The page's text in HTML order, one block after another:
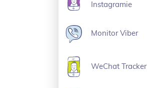
Instagramie
Monitor Viber
WeChat Tracker